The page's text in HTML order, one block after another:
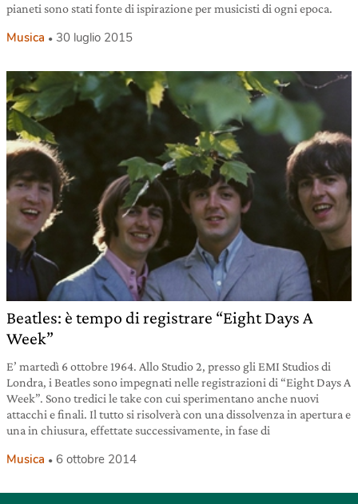
pianeti sono stati fonte di ispirazione per musicisti di ogni epoca.
Musica 30 luglio 2015
Beatles: è tempo di registrare “Eight Days A
Week”
E’ martedì 6 ottobre 1964. Allo Studio 2, presso gli EMI Studios di
Londra, i Beatles sono impegnati nelle registrazioni di “Eight Days A
Week”. Sono tredici le take con cui sperimentano anche nuovi
attacchi e finali. Il tutto si risolverà con una dissolvenza in apertura e
una in chiusura, effettate successivamente, in fase di
Musica 6 ottobre 2014